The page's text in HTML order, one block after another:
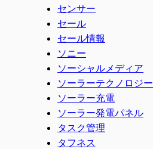
センサー
セール
セール情報
ソニー
ソーシャルメディア
ソーラーテクノロジー
ソーラー充電
ソーラー発電パネル
タスク管理
タフネス